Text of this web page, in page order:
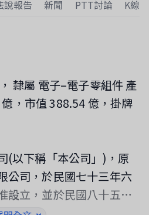
說報告 新聞 PTT討論 K線
， 隸屬 電子–電子零組件 產
，市值 388.54 億，掛牌
(以下稱「本公司」)，原
公司，於民國七十三年六
設立，並於民國八十五年